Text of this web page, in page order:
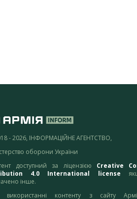
- 2026, ІНФОРМАЦІЙНЕ АГЕНТСТВО,
оборони України
доступний за ліцензією Creative
4.0 International license
інше.
використанні контенту з сайту